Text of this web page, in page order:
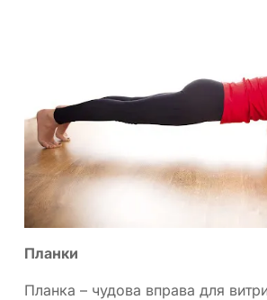
Планки
Планка – чудова вправа для